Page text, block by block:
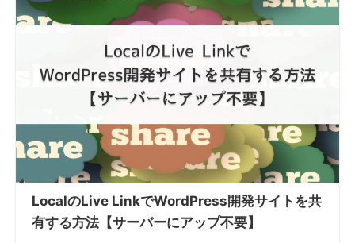
LocalのLive LinkでWordPress開発サイトを共
有する方法【サーバーにアップ不要】